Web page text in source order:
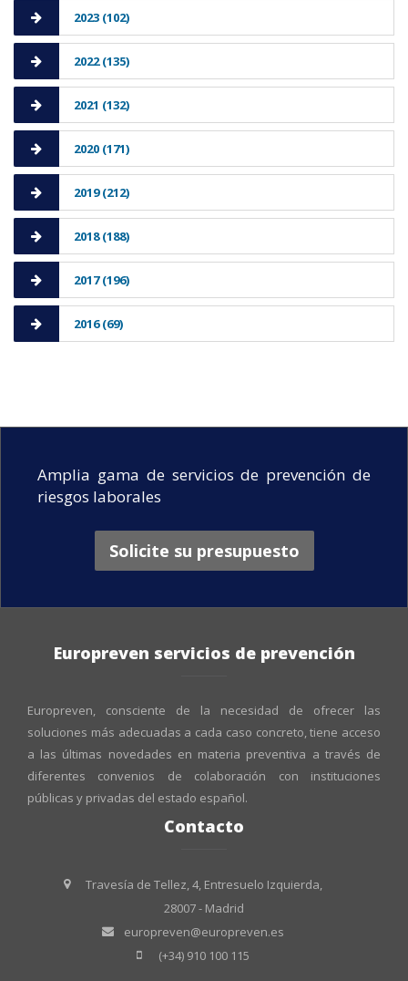
2023 (102)
2022 (135)
2021 (132)
2020 (171)
2019 (212)
2018 (188)
2017 (196)
2016 (69)
Amplia gama de servicios de prevención de
riesgos laborales
Solicite su presupuesto
Europreven servicios de prevención
Europreven, consciente de la necesidad de ofrecer las
soluciones más adecuadas a cada caso concreto, tiene acceso
a las últimas novedades en materia preventiva a través de
diferentes convenios de colaboración con instituciones
públicas y privadas del estado español.
Contacto
Travesía de Tellez, 4, Entresuelo Izquierda,
28007 - Madrid
europreven@europreven.es
(+34) 910 100 115